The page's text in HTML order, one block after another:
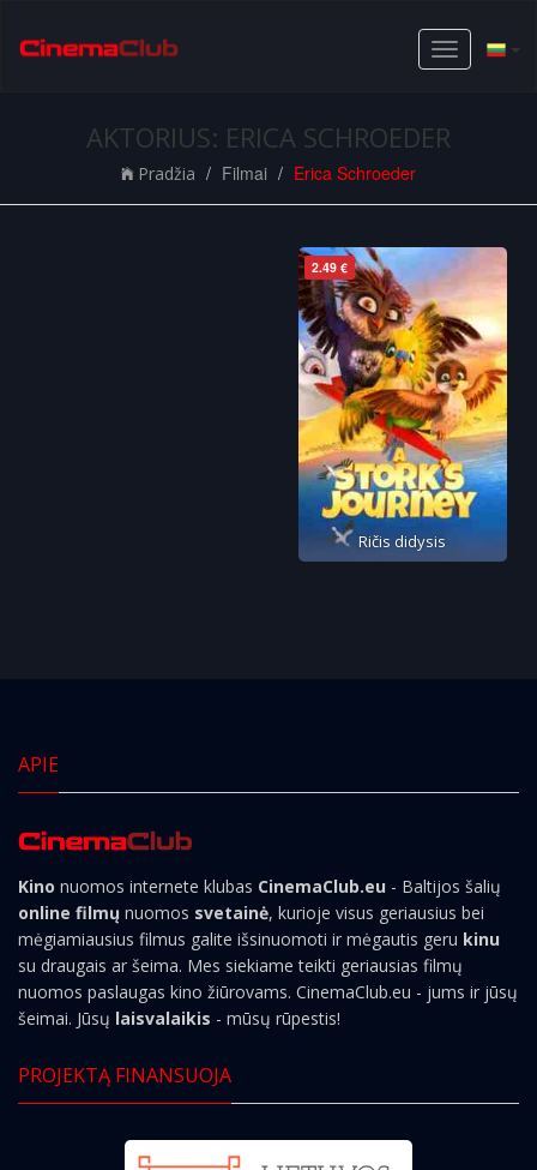
Toggle
navigation
AKTORIUS: ERICA SCHROEDER
Pradžia Filmai Erica Schroeder
2.49 €
Ričis didysis
APIE
Kino nuomos internete klubas CinemaClub.eu - Baltijos šalių
online filmų nuomos svetainė, kurioje visus geriausius bei
mėgiamiausius filmus galite išsinuomoti ir mėgautis geru kinu
su draugais ar šeima. Mes siekiame teikti geriausias filmų
nuomos paslaugas kino žiūrovams. CinemaClub.eu - jums ir jūsų
šeimai. Jūsų laisvalaikis - mūsų rūpestis!
PROJEKTĄ FINANSUOJA